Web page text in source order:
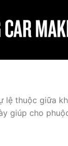
thuộc giữa
giúp cho